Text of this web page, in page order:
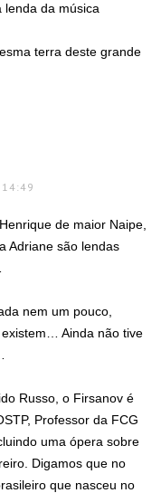
lenda da música
terra deste grande
14:49
de maior Naipe,
Adriane são lendas
nem um pouco,
Ainda não tive
Russo, o Firsanov é
Professor da FCG
uma ópera sobre
Digamos que no
que nasceu no